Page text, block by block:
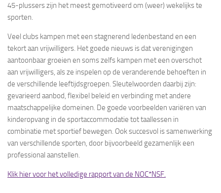
45-plussers zijn het meest gemotiveerd om (weer) wekelijks te
sporten.
Veel clubs kampen met een stagnerend ledenbestand en een
tekort aan vrijwilligers. Het goede nieuws is dat verenigingen
aantoonbaar groeien en soms zelfs kampen met een overschot
aan vrijwilligers, als ze inspelen op de veranderende behoeften in
de verschillende leeftijdsgroepen. Sleutelwoorden daarbij zijn:
gevarieerd aanbod, flexibel beleid en verbinding met andere
maatschappelijke domeinen. De goede voorbeelden variëren van
kinderopvang in de sportaccommodatie tot taallessen in
combinatie met sportief bewegen. Ook succesvol is samenwerking
van verschillende sporten, door bijvoorbeeld gezamenlijk een
professional aanstellen.
Klik hier voor het volledige rapport van de NOC*NSF.